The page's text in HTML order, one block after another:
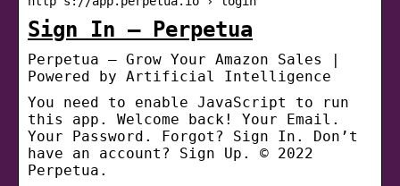
Sign In – Perpetua
Perpetua – Grow Your Amazon Sales |
Powered by Artificial Intelligence
You need to enable JavaScript to run
this app. Welcome back! Your Email.
Your Password. Forgot? Sign In. Don’t
have an account? Sign Up. © 2022
Perpetua.